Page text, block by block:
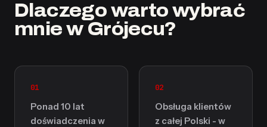
Dlaczego warto wybrać
mnie w Grójecu?
01
Ponad 10 lat
doświadczenia w
02
Obsługa klientów
z całej Polski - w